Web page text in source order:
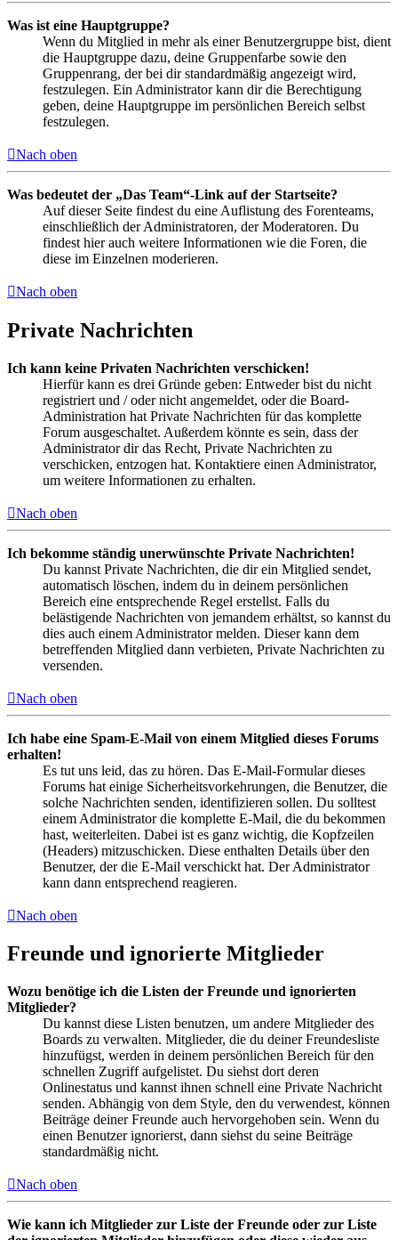
Was ist eine Hauptgruppe?
Wenn du Mitglied in mehr als einer Benutzergruppe bist, dient
die Hauptgruppe dazu, deine Gruppenfarbe sowie den
Gruppenrang, der bei dir standardmäßig angezeigt wird,
festzulegen. Ein Administrator kann dir die Berechtigung
geben, deine Hauptgruppe im persönlichen Bereich selbst
festzulegen.
Nach oben
Was bedeutet der „Das Team“-Link auf der Startseite?
Auf dieser Seite findest du eine Auflistung des Forenteams,
einschließlich der Administratoren, der Moderatoren. Du
findest hier auch weitere Informationen wie die Foren, die
diese im Einzelnen moderieren.
Nach oben
Private Nachrichten
Ich kann keine Privaten Nachrichten verschicken!
Hierfür kann es drei Gründe geben: Entweder bist du nicht
registriert und / oder nicht angemeldet, oder die Board-
Administration hat Private Nachrichten für das komplette
Forum ausgeschaltet. Außerdem könnte es sein, dass der
Administrator dir das Recht, Private Nachrichten zu
verschicken, entzogen hat. Kontaktiere einen Administrator,
um weitere Informationen zu erhalten.
Nach oben
Ich bekomme ständig unerwünschte Private Nachrichten!
Du kannst Private Nachrichten, die dir ein Mitglied sendet,
automatisch löschen, indem du in deinem persönlichen
Bereich eine entsprechende Regel erstellst. Falls du
belästigende Nachrichten von jemandem erhältst, so kannst du
dies auch einem Administrator melden. Dieser kann dem
betreffenden Mitglied dann verbieten, Private Nachrichten zu
versenden.
Nach oben
Ich habe eine Spam-E-Mail von einem Mitglied dieses Forums
erhalten!
Es tut uns leid, das zu hören. Das E-Mail-Formular dieses
Forums hat einige Sicherheitsvorkehrungen, die Benutzer, die
solche Nachrichten senden, identifizieren sollen. Du solltest
einem Administrator die komplette E-Mail, die du bekommen
hast, weiterleiten. Dabei ist es ganz wichtig, die Kopfzeilen
(Headers) mitzuschicken. Diese enthalten Details über den
Benutzer, der die E-Mail verschickt hat. Der Administrator
kann dann entsprechend reagieren.
Nach oben
Freunde und ignorierte Mitglieder
Wozu benötige ich die Listen der Freunde und ignorierten
Mitglieder?
Du kannst diese Listen benutzen, um andere Mitglieder des
Boards zu verwalten. Mitglieder, die du deiner Freundesliste
hinzufügst, werden in deinem persönlichen Bereich für den
schnellen Zugriff aufgelistet. Du siehst dort deren
Onlinestatus und kannst ihnen schnell eine Private Nachricht
senden. Abhängig von dem Style, den du verwendest, können
Beiträge deiner Freunde auch hervorgehoben sein. Wenn du
einen Benutzer ignorierst, dann siehst du seine Beiträge
standardmäßig nicht.
Nach oben
Wie kann ich Mitglieder zur Liste der Freunde oder zur Liste